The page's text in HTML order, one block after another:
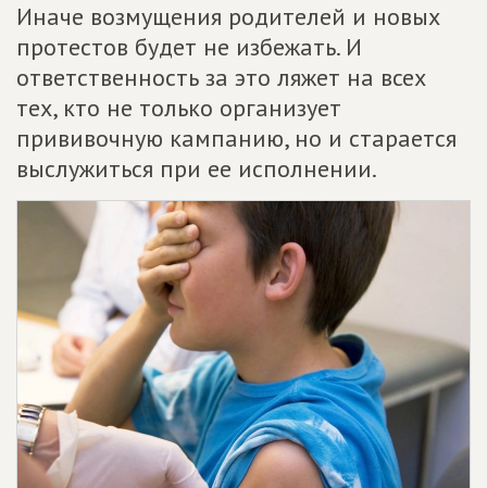
Иначе возмущения родителей и новых
протестов будет не избежать. И
ответственность за это ляжет на всех
тех, кто не только организует
прививочную кампанию, но и старается
выслужиться при ее исполнении.